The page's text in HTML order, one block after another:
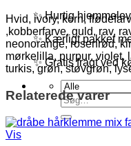
✨ Hurtig
✨ Kærligt pakket
✨ Gratis fragt ved
Søg
efter:
Hvid, ivory, korn,
,kobberfarve, guld, rav,
neonorange, rosenrød,
mørkelilla, purpur, violet,
turkis, grøn, støvgrøn,
Relaterede varer
Vis